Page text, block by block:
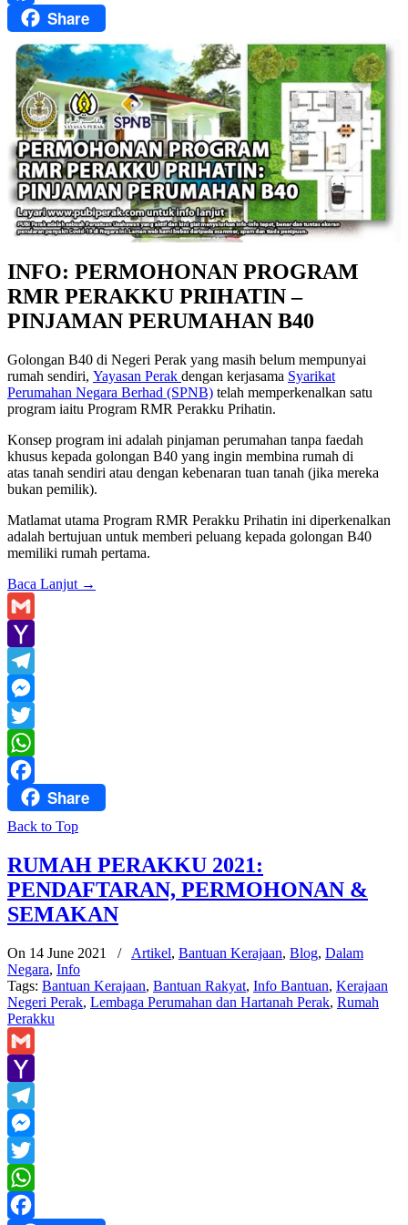
FacebookShare
INFO: PERMOHONAN PROGRAM
RMR PERAKKU PRIHATIN –
PINJAMAN PERUMAHAN B40
Golongan B40 di Negeri Perak yang masih belum mempunyai
rumah sendiri, Yayasan Perak dengan kerjasama Syarikat
Perumahan Negara Berhad (SPNB) telah memperkenalkan satu
program iaitu Program RMR Perakku Prihatin.
Konsep program ini adalah pinjaman perumahan tanpa faedah
khusus kepada golongan B40 yang ingin membina rumah di
atas tanah sendiri atau dengan kebenaran tuan tanah (jika mereka
bukan pemilik).
Matlamat utama Program RMR Perakku Prihatin ini diperkenalkan
adalah bertujuan untuk memberi peluang kepada golongan B40
memiliki rumah pertama.
Baca Lanjut →
Gmail
Yahoo
Mail
Telegram
Messenger
Twitter
WhatsApp
FacebookShare
Back to Top
RUMAH PERAKKU 2021:
PENDAFTARAN, PERMOHONAN &
SEMAKAN
On 14 June 2021 / Artikel, Bantuan Kerajaan, Blog, Dalam
Negara, Info
Tags: Bantuan Kerajaan, Bantuan Rakyat, Info Bantuan, Kerajaan
Negeri Perak, Lembaga Perumahan dan Hartanah Perak, Rumah
Perakku
Gmail
Yahoo
Mail
Telegram
Messenger
Twitter
WhatsApp